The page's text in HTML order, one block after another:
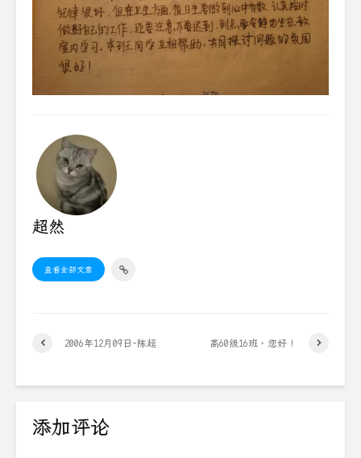
超然
查看全部文章
2006年12月09日-陈超 高60级16班，您好！
添加评论